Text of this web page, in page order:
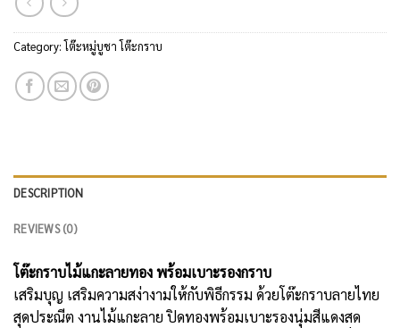
Category:โต๊ะหมู่บูชา โต๊ะกราบ
DESCRIPTION
REVIEWS (0)
โต๊ะกราบไม้แกะลายทอง พร้อมเบาะรองกราบ
เสริมบุญ เสริมความสง่างามให้กับพิธีกรรม ด้วยโต๊ะกราบลายไทย
สุดประณีต งานไม้แกะลาย ปิดทองพร้อมเบาะรองนุ่มสีแดงสด